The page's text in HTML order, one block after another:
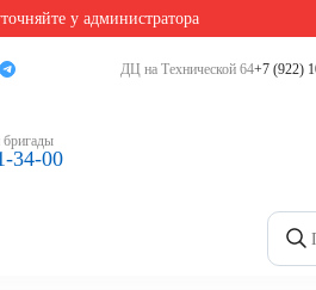
у администратора
ДЦ на Технической 64+7 (922)
34-00